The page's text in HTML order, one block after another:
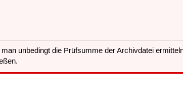
unbedingt die Prüfsumme der Archivdatei